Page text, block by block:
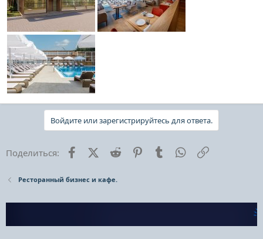
Войдите или зарегистрируйтесь для ответа.
Поделиться: FacebookX (Twitter)
Reddit PinterestTumblr WhatsApp
Ресторанный бизнес и кафе.